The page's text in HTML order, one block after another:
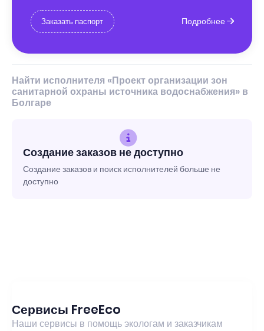
Заказать паспорт Подробнее
Найти исполнителя «Проект организации зон
санитарной охраны источника водоснабжения» в
Болгаре
Создание заказов не доступно
Создание заказов и поиск исполнителей больше не
доступно
Сервисы FreeEco
Наши сервисы в помощь экологам и заказчикам